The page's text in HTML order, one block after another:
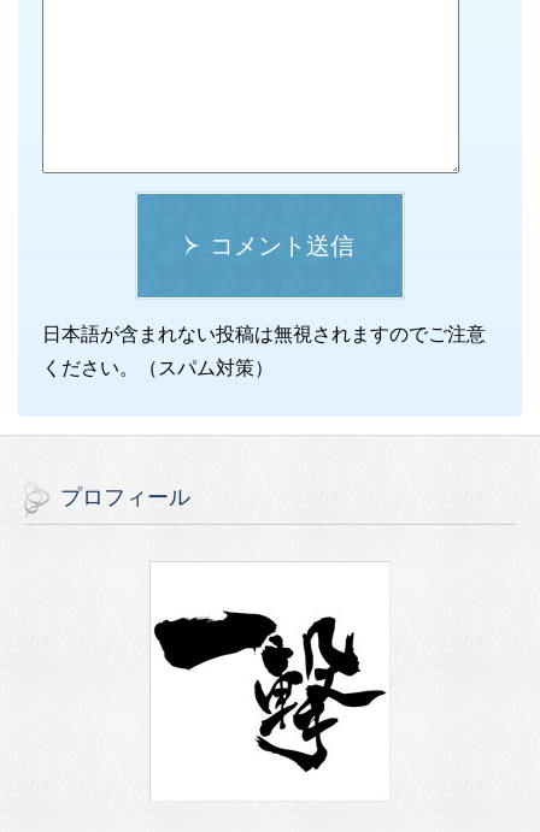
コメント送信
日本語が含まれない投稿は無視されますのでご注意
ください。（スパム対策）
プロフィール